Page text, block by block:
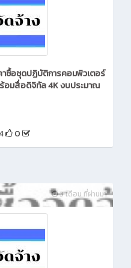
าซื้อชุดปฏิบัติการคอมพิวเตอร์
อมสื่อดิจิทัล 4K งบประมาณ
0
3 เดือน ที่ผ่านมา